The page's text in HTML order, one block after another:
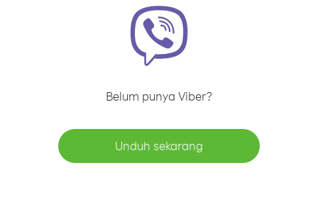
Belum punya Viber?
Unduh sekarang